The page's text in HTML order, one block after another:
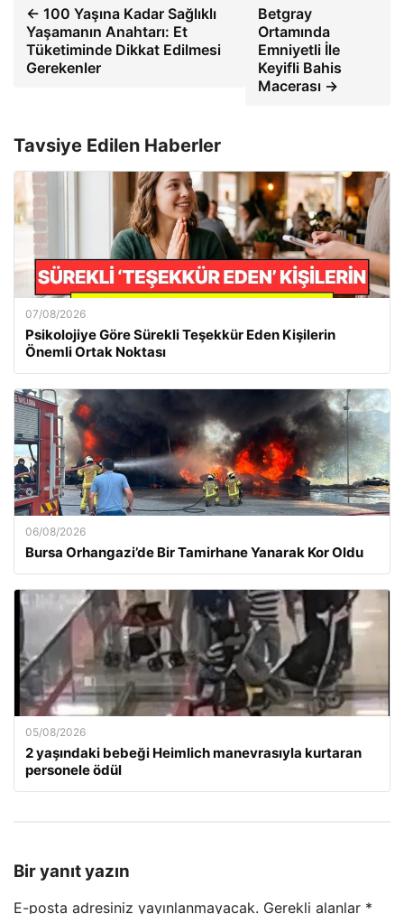
← 100 Yaşına Kadar Sağlıklı
Yaşamanın Anahtarı: Et
Tüketiminde Dikkat Edilmesi
Gerekenler
Betgray
Ortamında
Emniyetli İle
Keyifli Bahis
Macerası →
Tavsiye Edilen Haberler
07/08/2026
Psikolojiye Göre Sürekli Teşekkür Eden Kişilerin
Önemli Ortak Noktası
06/08/2026
Bursa Orhangazi’de Bir Tamirhane Yanarak Kor Oldu
05/08/2026
2 yaşındaki bebeği Heimlich manevrasıyla kurtaran
personele ödül
Bir yanıt yazın
E-posta adresiniz yayınlanmayacak. Gerekli alanlar *